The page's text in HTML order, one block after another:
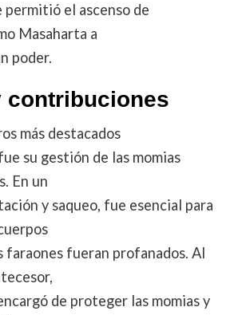
permitió el ascenso de
Masaharta a
poder.
contribuciones
más destacados
su gestión de las momias
En un
y saqueo, fue esencial para
faraones fueran profanados. Al
de proteger las momias y